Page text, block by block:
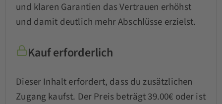
und klaren Garantien das Vertrauen erhöhst
und damit deutlich mehr Abschlüsse erzielst.
Kauf erforderlich
Dieser Inhalt erfordert, dass du zusätzlichen
Zugang kaufst. Der Preis beträgt 39.00€ oder ist